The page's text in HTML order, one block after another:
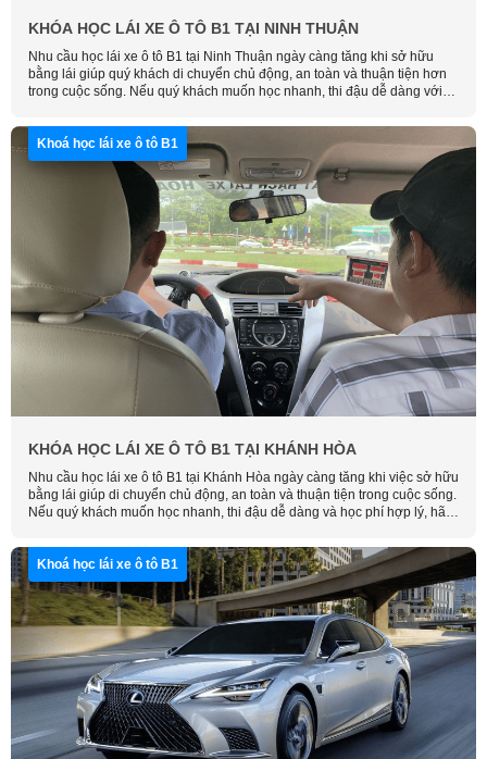
KHÓA HỌC LÁI XE Ô TÔ B1 TẠI NINH THUẬN
Nhu cầu học lái xe ô tô B1 tại Ninh Thuận ngày càng tăng khi sở hữu
bằng lái giúp quý khách di chuyển chủ động, an toàn và thuận tiện hơn
trong cuộc sống. Nếu quý khách muốn học nhanh, thi đậu dễ dàng với
đăng ký sớm nhất.
Khoá học lái xe ô tô B1
KHÓA HỌC LÁI XE Ô TÔ B1 TẠI KHÁNH HÒA
Nhu cầu học lái xe ô tô B1 tại Khánh Hòa ngày càng tăng khi việc sở hữu
bằng lái giúp di chuyển chủ động, an toàn và thuận tiện trong cuộc sống.
Nếu quý khách muốn học nhanh, thi đậu dễ dàng và học phí hợp lý, hãy
nhất.
Khoá học lái xe ô tô B1